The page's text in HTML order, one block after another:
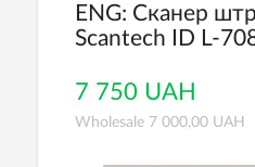
ENG: Сканер
Scantech ID L-
7 750 UAH
Wholesale 7 000,00 UAH